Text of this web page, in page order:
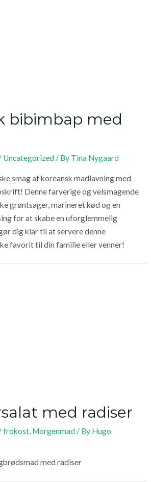
bibimbap med
Uncategorized/ By Tina Nygaard
smag af koreansk madlavning med
Denne farverige og velsmagende
grøntsager, marineret kød og en
for at skabe en uforglemmelig
dig klar til at servere denne
favorit til din familie eller venner!
med radiser
frokost, Morgenmad/ By Hugo
med radiser